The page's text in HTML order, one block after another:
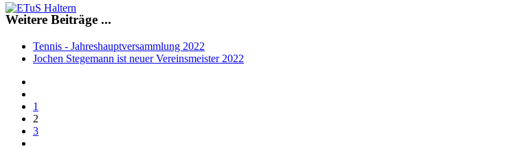
Weitere Beiträge ...
Tennis - Jahreshauptversammlung 2022
Jochen Stegemann ist neuer Vereinsmeister 2022
1
2
3